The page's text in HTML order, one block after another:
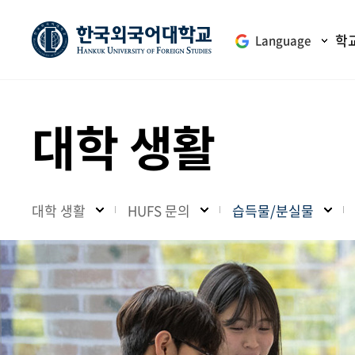
Language 학
대학 생활
대학 생활 HUFS 문의 습득물/분실물